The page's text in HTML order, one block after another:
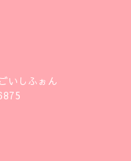
いしふぉん